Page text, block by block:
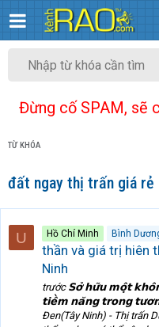
Đừng cố SPAM, sẽ
TỪ KHÓA
đất ngay thị trấn giá rẻ
U Hồ Chí Minh Bình
thần và giá trị hiên
Ninh
trước 𝗦𝗼̛̉ 𝗵𝘂̛̃𝘂 𝗺𝗼̣̂𝘁
𝘁𝗶𝗲̂̀𝗺 𝗻𝗮̆𝗻𝗴 𝘁𝗿𝗼𝗻𝗴 𝘁𝘂̛𝗼̛𝗻𝗴
Đen(Tây Ninh) - Thị trấn